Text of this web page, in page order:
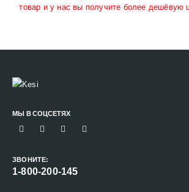
товар и у нас вы получите более дешёвую
МЫ В СОЦСЕТЯХ
ЗВОНИТЕ:
1-800-200-145